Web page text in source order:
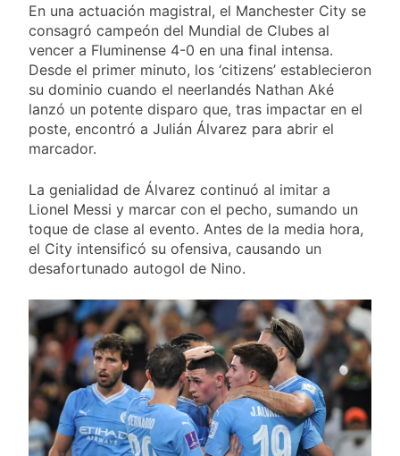
En una actuación magistral, el Manchester City se
consagró campeón del Mundial de Clubes al
vencer a Fluminense 4-0 en una final intensa.
Desde el primer minuto, los ‘citizens’ establecieron
su dominio cuando el neerlandés Nathan Aké
lanzó un potente disparo que, tras impactar en el
poste, encontró a Julián Álvarez para abrir el
marcador.
La genialidad de Álvarez continuó al imitar a
Lionel Messi y marcar con el pecho, sumando un
toque de clase al evento. Antes de la media hora,
el City intensificó su ofensiva, causando un
desafortunado autogol de Nino.